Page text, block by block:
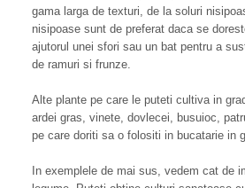
gama larga de texturi, de la soluri
nisipoase sunt de preferat daca se
ajutorul unei sfori sau un bat pentru a
de ramuri si frunze.
Alte plante pe care le puteti cultiva in
ardei gras, vinete, dovlecei, busuioc,
pe care doriti sa o folositi in bucatarie in
In exemplele de mai sus, vedem cat de